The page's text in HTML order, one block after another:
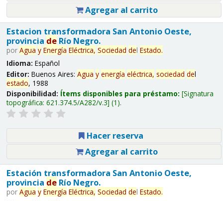
Agregar al carrito
Estacion transformadora San Antonio Oeste,
provincia deRío Negro.
por Agua y Energía Eléctrica, Sociedad del Estado.
Idioma: Español
Editor: Buenos Aires: Agua y energía eléctrica, sociedad del
estado, 1988
Disponibilidad: Ítems disponibles para préstamo: Signatura
topográfica: 621.374.5/A282/v.3 (1).
Hacer reserva
Agregar al carrito
Estación transformadora San Antonio Oeste,
provincia deRío Negro.
por Agua y Energía Eléctrica, Sociedad del Estado.